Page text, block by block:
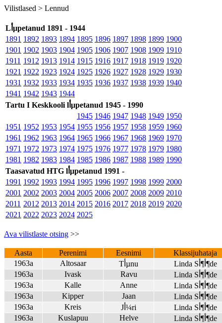
Vilistlased > Lennud
Lأµpetanud 1891 - 1944
1891 1892 1893 1894 1895 1896 1897 1898 1899 1900
1901 1902 1903 1904 1905 1906 1907 1908 1909 1910
1911 1912 1913 1914 1915 1916 1917 1918 1919 1920
1921 1922 1923 1924 1925 1926 1927 1928 1929 1930
1931 1932 1933 1934 1935 1936 1937 1938 1939 1940
1941 1942 1943 1944
Tartu I Keskkooli lأµpetanud 1945 - 1990
1945 1946 1947 1948 1949 1950
1951 1952 1953 1954 1955 1956 1957 1958 1959 1960
1961 1962 1963 1964 1965 1966 1967 1968 1969 1970
1971 1972 1973 1974 1975 1976 1977 1978 1979 1980
1981 1982 1983 1984 1985 1986 1987 1988 1989 1990
Taasavatud HTG lأµpetanud 1991 -
1991 1992 1993 1994 1995 1996 1997 1998 1999 2000
2001 2002 2003 2004 2005 2006 2007 2008 2009 2010
2011 2012 2013 2014 2015 2016 2017 2018 2019 2020
2021 2022 2023 2024 2025
Ava vilistlaste otsing >>
Aasta Perenimi Eesnimi
Klassijuhataja
1963a
Altosaar Tأµnu
Linda Sأ¶أ¶de
1963a
Ivask Ravu
Linda Sأ¶أ¶de
1963a
Kalle Anne
Linda Sأ¶أ¶de
1963a
Kipper Jaan
Linda Sأ¶أ¶de
1963a
Kreis Jأ¼ri
Linda Sأ¶أ¶de
1963a
Kuslapuu Helve
Linda Sأ¶أ¶de